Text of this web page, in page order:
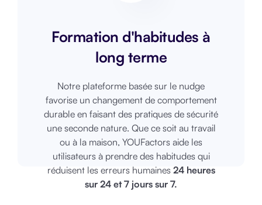
Formation d'habitudes à
long terme
Notre plateforme basée sur le nudge
favorise un changement de comportement
durable en faisant des pratiques de sécurité
une seconde nature. Que ce soit au travail
ou à la maison, YOUFactors aide les
utilisateurs à prendre des habitudes qui
réduisent les erreurs humaines 24 heures
sur 24 et 7 jours sur 7.